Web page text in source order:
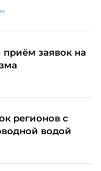
заявок на
регионов с
водой